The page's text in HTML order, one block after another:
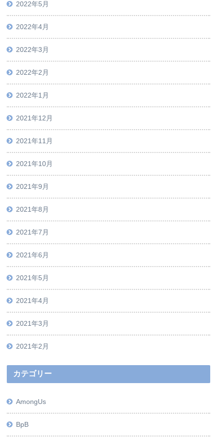
2022年5月
2022年4月
2022年3月
2022年2月
2022年1月
2021年12月
2021年11月
2021年10月
2021年9月
2021年8月
2021年7月
2021年6月
2021年5月
2021年4月
2021年3月
2021年2月
カテゴリー
AmongUs
BpB